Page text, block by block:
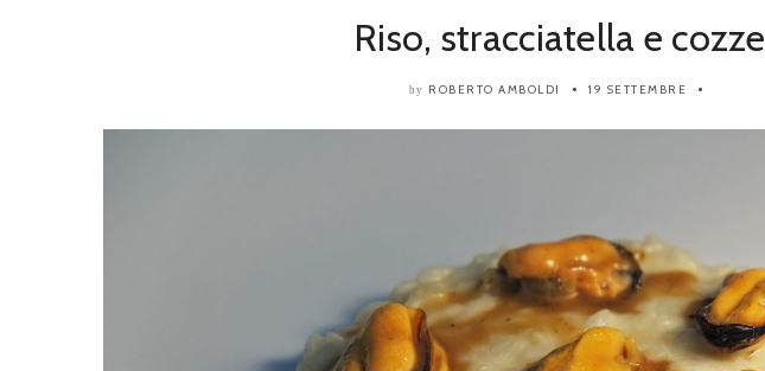
Riso, stracciatella e cozze
by ROBERTO AMBOLDI 19 SETTEMBRE